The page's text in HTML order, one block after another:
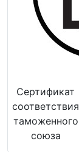
Сертификат
соответствия
таможенного
союза